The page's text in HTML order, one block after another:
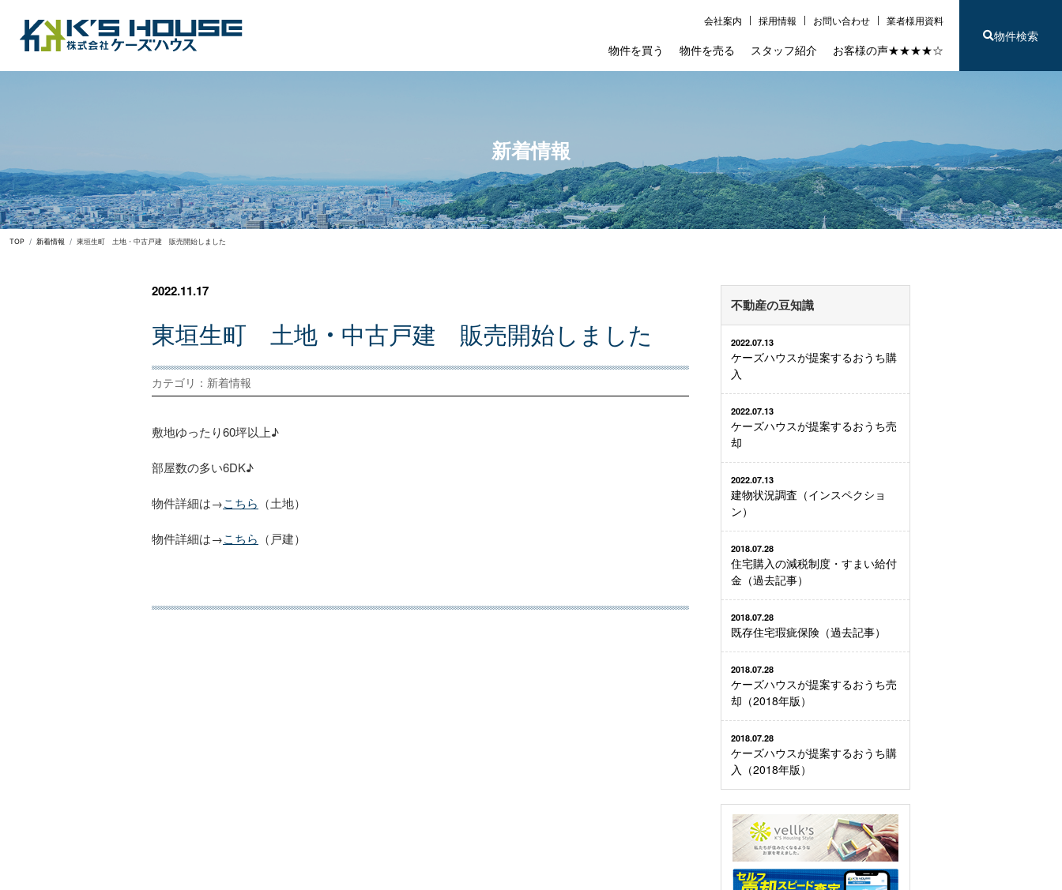
会社案内 採用情報 お問い合わせ 業者様用資料
物件を買う 物件を売る スタッフ紹介 お客様の声★★★★☆
物件検索
新着情報
TOP 新着情報 東垣生町 土地・中古戸建 販売開始しました
2022.11.17
東垣生町 土地 ・ 中古戸建 販売開始し ま した
カテゴリ：新着情報
敷地ゆったり60坪以上♪
部屋数の多い6DK♪
物件詳細は→こちら （土地）
物件詳細は→こちら （戸建）
不動産の豆知識
2022.07.13
ケーズハウスが提案するおうち購
入
2022.07.13
ケーズハウスが提案するおうち売
却
2022.07.13
建物状況調査（インスペクショ
ン）
2018.07.28
住宅購入の減税制度・すまい給付
金（過去記事）
2018.07.28
既存住宅瑕疵保険（過去記事）
2018.07.28
ケーズハウスが提案するおうち売
却（2018年版）
2018.07.28
ケーズハウスが提案するおうち購
入（2018年版）